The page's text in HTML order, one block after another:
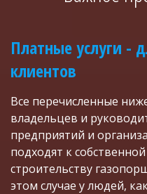
Платные услуги -
клиентов
Все перечисленные
владельцев и
предприятий и
подходят к
строительству
этом случае у людей,